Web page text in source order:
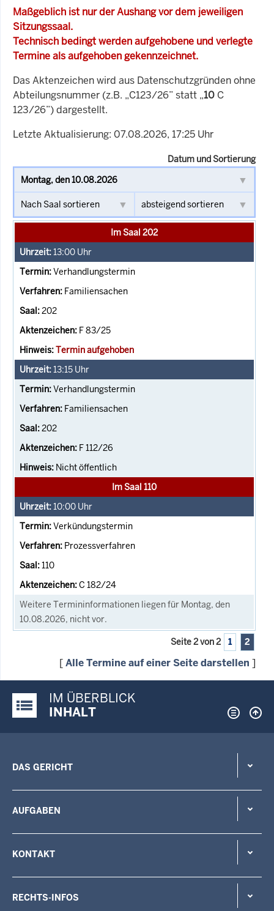
Maßgeblich ist nur der Aushang vor dem jeweiligen
Sitzungssaal.
Technisch bedingt werden aufgehobene und verlegte
Termine als aufgehoben gekennzeichnet.
Das Aktenzeichen wird aus Datenschutzgründen ohne
Abteilungsnummer (z.B. „C123/26” statt „10 C
123/26”) dargestellt.
Letzte Aktualisierung: 07.08.2026, 17:25 Uhr
Datum und Sortierung
Im Saal 202
13:00 Uhr
Verhandlungstermin
Familiensachen
202
F 83/25
Termin aufgehoben
13:15 Uhr
Verhandlungstermin
Familiensachen
202
F 112/26
Nicht öffentlich
Im Saal 110
10:00 Uhr
Verkündungstermin
Prozessverfahren
110
C 182/24
Weitere Termininformationen liegen für Montag, den
10.08.2026, nicht vor.
Seite 2 von 2 1 2
[Alle Termine auf einer Seite darstellen ]
Justiz-Portal im Überblick:
IM ÜBERBLICK
INHALT
DAS GERICHT
AUFGABEN
KONTAKT
RECHTS-INFOS